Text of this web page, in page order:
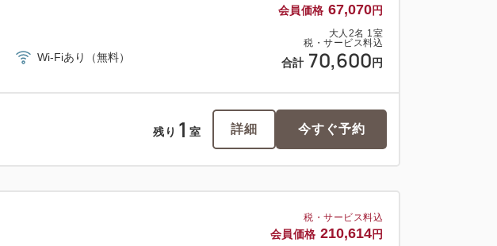
会員価格 67,070円
大人 2名 1室
税・サービス料込
合計 70,600 円
Wi-Fiあり（無料）
残り 1 室 詳細 今すぐ予約
税・サービス料込
会員価格 210,614円